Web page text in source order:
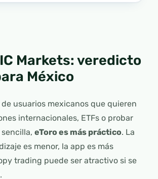
Markets: veredicto
México
de usuarios mexicanos que quieren
internacionales, ETFs o probar
eToro es más práctico. La
es menor, la app es más
trading puede ser atractivo si se